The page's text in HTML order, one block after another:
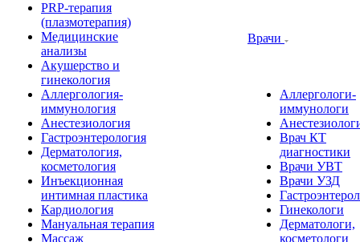
PRP-терапия
(плазмотерапия)
Медицинские
анализы
Акушерство и
гинекология
Аллергология-
иммунология
Анестезиология
Гастроэнтерология
Дерматология,
косметология
Инъекционная
интимная пластика
Кардиология
Мануальная терапия
Массаж
Врачи
Аллергологи-
иммунологи
Врач КТ
диагностики
Врачи УВТ
Врачи УЗД
Гинекологи
Дерматологи,
косметологи